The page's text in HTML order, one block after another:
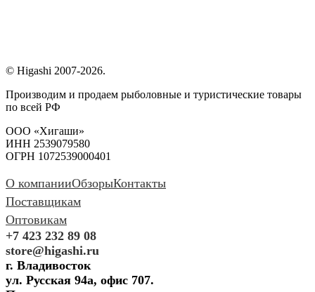
© Higashi 2007-2026.
Производим и продаем рыболовные и туристические товары
по всей РФ
ООО «Хигаши»
ИНН 2539079580
ОГРН 1072539000401
О компанииОбзорыКонтакты
Поставщикам
Оптовикам
+7 423 232 89 08
store@higashi.ru
г. Владивосток
ул. Русская 94а, офис 707.